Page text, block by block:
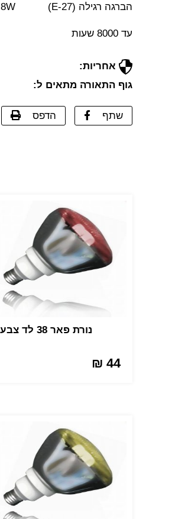
הברגה רגילה (E-27)
עד 8000 שעות
8W
אחריות:
גוף התאורה מתאים ל:
שתף הדפס
נורת פאר 38 לד צבעונית אדום
44 ₪